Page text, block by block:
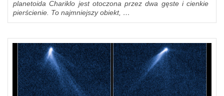
planetoida Chariklo jest otoczona przez dwa gęste i cienkie
pierścienie. To najmniejszy obiekt, …